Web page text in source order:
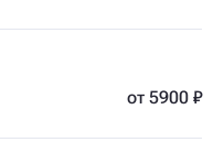
от 5900 ₽